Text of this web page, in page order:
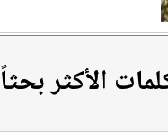
الأكثر بحثاً